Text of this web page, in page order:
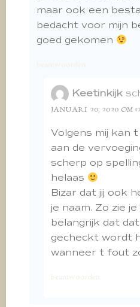
maar ook een
bedacht voor mijn
goed gekomen
beantwoorden
Keetinkijk
JANUARI 20, 2020 OM
Volgens mij kan
aan de
scherp op
helaas
Bizar dat jij ook
je naam. Zo zie
belangrijk dat
gecheckt wordt
wanneer t fout
beantwoorden